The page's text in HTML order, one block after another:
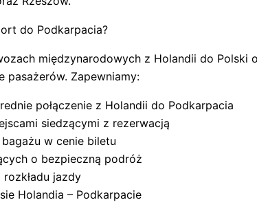
do Podkarpacia?
międzynarodowych z Holandii do
pasażerów. Zapewniamy:
połączenie z Holandii do Podkarpacia
siedzącymi z rezerwacją
w cenie biletu
o bezpieczną podróż
rozkładu jazdy
Holandia – Podkarpacie